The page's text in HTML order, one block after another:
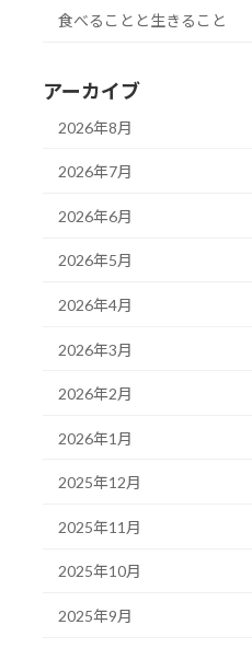
食べることと生きること
アーカイブ
2026年8月
2026年7月
2026年6月
2026年5月
2026年4月
2026年3月
2026年2月
2026年1月
2025年12月
2025年11月
2025年10月
2025年9月